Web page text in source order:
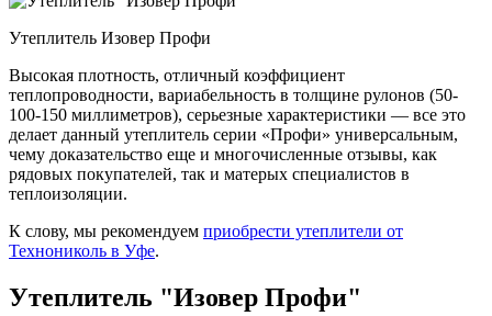
Утеплитель Изовер Профи
Высокая плотность, отличный коэффициент
теплопроводности, вариабельность в толщине рулонов (50-
100-150 миллиметров), серьезные характеристики — все это
делает данный утеплитель серии «Профи» универсальным,
чему доказательство еще и многочисленные отзывы, как
рядовых покупателей, так и матерых специалистов в
теплоизоляции.
К слову, мы рекомендуем приобрести утеплители от
Технониколь в Уфе.
Утеплитель "Изовер Профи"